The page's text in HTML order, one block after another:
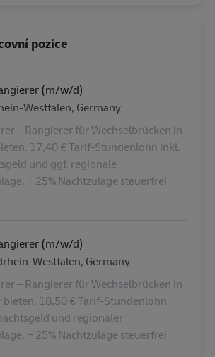
pozice
(m/w/d)
Westfalen, Germany
– Rangierer für Wechselbrücken in
17,40 € Tarif-Stundenlohn inkl.
und ggf. regionale
+ 25% Nachtzulage steuerfrei
(m/w/d)
Westfalen, Germany
– Rangierer für Wechselbrücken in
bieten. 18,50 € Tarif-Stundenlohn
und regionaler
+ 25% Nachtzulage steuerfrei